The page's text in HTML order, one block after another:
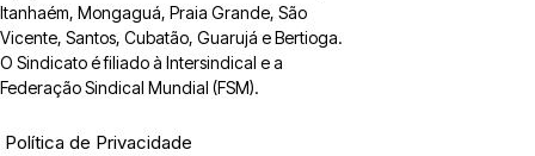
Itanhaém, Mongaguá, Praia Grande, São
Vicente, Santos, Cubatão, Guarujá e Bertioga.
O Sindicato é filiado à Intersindical e a
Federação Sindical Mundial (FSM).
Política de Privacidade